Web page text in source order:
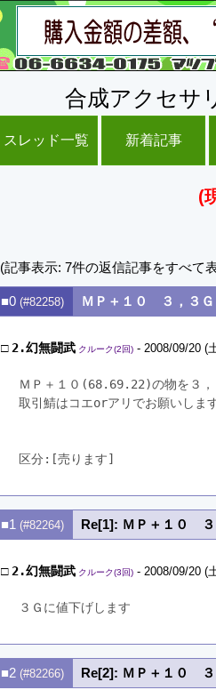
合成アクセサ
スレッド一覧 新着記事
(
(記事表示: 7件の返信記事をすべて
■0 (#82258) ＭＰ＋１０ ３，３Ｇ
□ 2.幻無闘武 クルーク(2回) - 2008/09/20 (
ＭＰ＋１０(68.69.22)の物を３，
取引鯖はコエorアリでお願いしま
区分:[売ります]
■1 (#82264) Re[1]: ＭＰ＋１０ ３
□ 2.幻無闘武 クルーク(3回) - 2008/09/20 (
３Ｇに値下げします
■2 (#82266) Re[2]: ＭＰ＋１０ ３